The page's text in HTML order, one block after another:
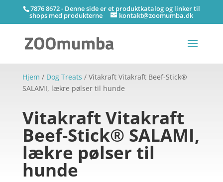
7876 8672 - Denne side er et produktkatalog og linker til
shops med produkterne kontakt@zoomumba.dk
Hjem / Dog Treats / Vitakraft Vitakraft Beef-Stick®
SALAMI, lækre pølser til hunde
Vitakraft Vitakraft
Beef-Stick® SALAMI,
lækre pølser til
hunde